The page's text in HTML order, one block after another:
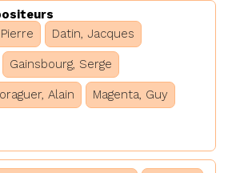
Datin, Jacques
Gainsbourg, Serge
Alain Magenta, Guy